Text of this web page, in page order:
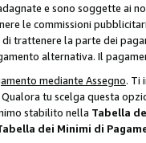
e sono soggette ai
le commissioni
trattenere la parte dei
alternativa. Il
mediante Assegno. Ti
tu scelga questa
stabilito nella Tabella
dei Minimi di